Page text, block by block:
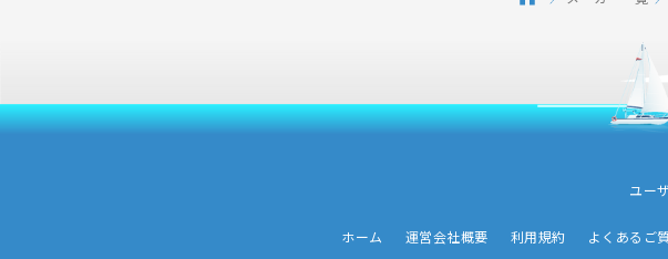
ユー
ホーム 運営会社概要 利用規約 よくあるご